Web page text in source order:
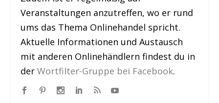
Veranstaltungen anzutreffen, wo er rund
ums das Thema Onlinehandel spricht.
Aktuelle Informationen und Austausch
mit anderen Onlinehändlern findest du in
derWortfilter-Gruppe bei Facebook.